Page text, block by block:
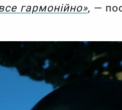
гармонійно», —